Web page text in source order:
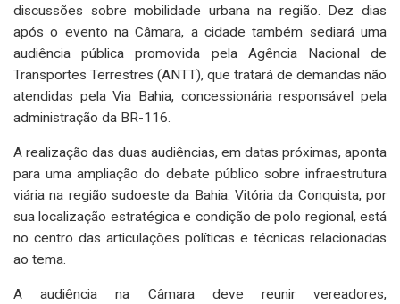
discussões sobre mobilidade urbana na região. Dez dias
após o evento na Câmara, a cidade também sediará uma
audiência pública promovida pela Agência Nacional de
Transportes Terrestres (ANTT), que tratará de demandas não
atendidas pela Via Bahia, concessionária responsável pela
administração da BR-116.
A realização das duas audiências, em datas próximas, aponta
para uma ampliação do debate público sobre infraestrutura
viária na região sudoeste da Bahia. Vitória da Conquista, por
sua localização estratégica e condição de polo regional, está
no centro das articulações políticas e técnicas relacionadas
ao tema.
A audiência na Câmara deve reunir vereadores,